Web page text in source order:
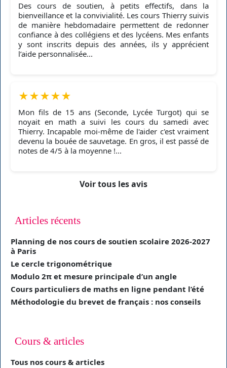
Des cours de soutien, à petits effectifs, dans la
bienveillance et la convivialité. Les cours Thierry suivis
de manière hebdomadaire permettent de redonner
confiance à des collégiens et des lycéens. Mes enfants
y sont inscrits depuis des années, ils y apprécient
l’aide personnalisée...
★★★★★
Mon fils de 15 ans (Seconde, Lycée Turgot) qui se
noyait en math a suivi les cours du samedi avec
Thierry. Incapable moi-même de l'aider c'est vraiment
devenu la bouée de sauvetage. En gros, il est passé de
notes de 4/5 à la moyenne !...
Voir tous les avis
Articles récents
Planning de nos cours de soutien scolaire 2026-2027
à Paris
Le cercle trigonométrique
Modulo 2π et mesure principale d’un angle
Cours particuliers de maths en ligne pendant l’été
Méthodologie du brevet de français : nos conseils
Cours & articles
Tous nos cours & articles